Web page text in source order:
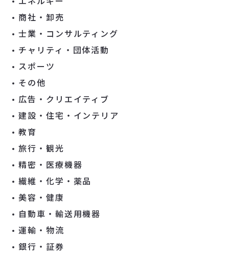
商社・卸売
士業・コンサルティング
チャリティ・団体活動
スポーツ
その他
広告・クリエイティブ
建設・住宅・インテリア
教育
旅行・観光
精密・医療機器
繊維・化学・薬品
美容・健康
自動車・輸送用機器
運輸・物流
銀行・証券